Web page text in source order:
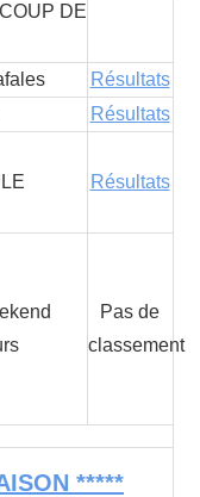
DE
Résultats
Résultats
Résultats
Pas de
classement
*****